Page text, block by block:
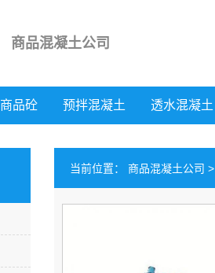
商品混凝土公司
商品砼 预拌混凝土 透水混凝土
当前位置： 商品混凝土公司 >